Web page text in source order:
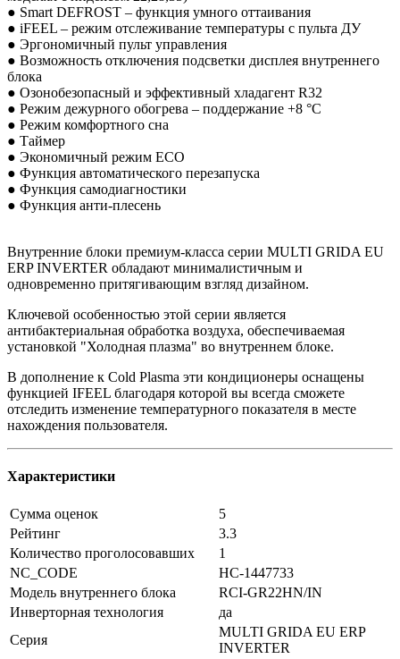
● Smart DEFROST – функция умного оттаивания
● iFEEL – режим отслеживание температуры с пульта ДУ
● Эргономичный пульт управления
● Возможность отключения подсветки дисплея внутреннего
блока
● Озонобезопасный и эффективный хладагент R32
● Режим дежурного обогрева – поддержание +8 °C
● Режим комфортного сна
● Таймер
● Экономичный режим ECO
● Функция автоматического перезапуска
● Функция самодиагностики
● Функция анти-плесень
Внутренние блоки премиум-класса серии MULTI GRIDA EU
ERP INVERTER обладают минималистичным и
одновременно притягивающим взгляд дизайном.
Ключевой особенностью этой серии является
антибактериальная обработка воздуха, обеспечиваемая
установкой "Холодная плазма" во внутреннем блоке.
В дополнение к Cold Plasma эти кондиционеры оснащены
функцией IFEEL благодаря которой вы всегда сможете
отследить изменение температурного показателя в месте
нахождения пользователя.
Характеристики
Сумма оценок
5
Рейтинг
3.3
Количество проголосовавших
1
NC_CODE
НС-1447733
Модель внутреннего блока
RCI-GR22HN/IN
Инверторная технология
да
Серия
MULTI GRIDA EU ERP
INVERTER